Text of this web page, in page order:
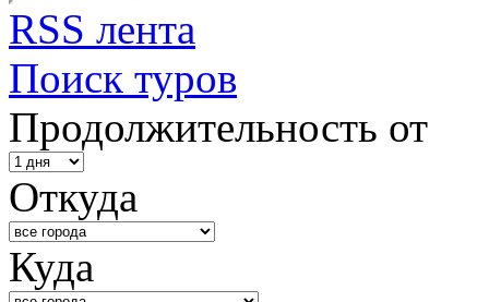
RSS лента
Поиск туров
Продолжительность от
Откуда
Куда